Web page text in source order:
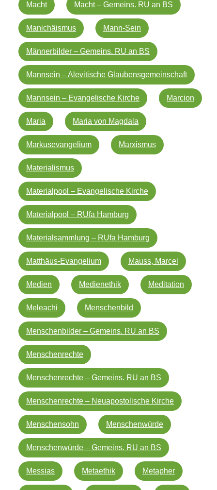
Macht Macht – Gemeins. RU an BS
Manichäismus Mann-Sein
Männerbilder – Gemeins. RU an BS
Mannsein – Alevitische Glaubensgemeinschaft
Mannsein – Evangelische Kirche Marcion
Maria Maria von Magdala
Markusevangelium Marxismus
Materialismus
Materialpool – Evangelische Kirche
Materialpool – RUfa Hamburg
Materialsammlung – RUfa Hamburg
Matthäus-Evangelium Mauss, Marcel
Medien Medienethik Meditation
Meleachi Menschenbild
Menschenbilder – Gemeins. RU an BS
Menschenrechte
Menschenrechte – Gemeins. RU an BS
Menschenrechte – Neuapostolische Kirche
Menschensohn Menschenwürde
Menschenwürde – Gemeins. RU an BS
Messias Metaethik Metapher